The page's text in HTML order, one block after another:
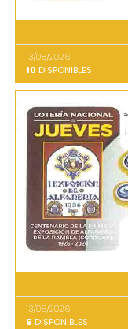
13/08/2026
10 DISPONIBLES
13/08/2026
5 DISPONIBLES